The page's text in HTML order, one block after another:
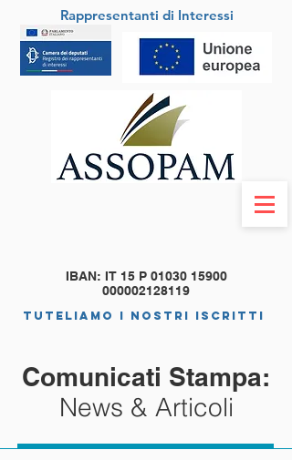
IBAN: IT 15 P 01030 15900
000002128119
tuteliamo i nostri iscritti
Rappresentanti di Interessi
Comunicati Stampa:
News & Articoli